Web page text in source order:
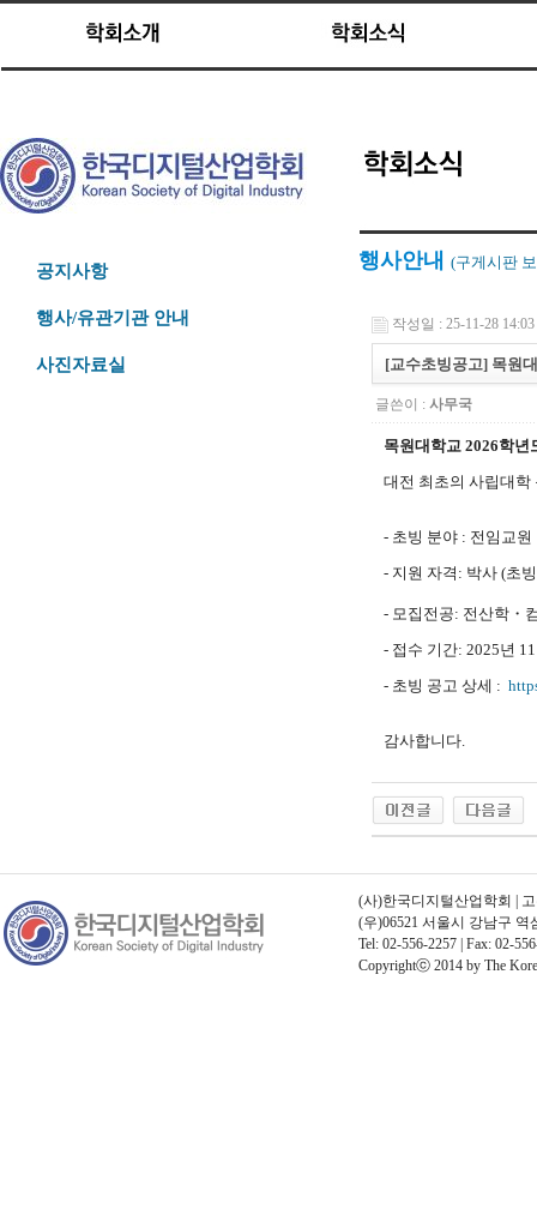
공지사항
행사/유관기관 안내
사진자료실
행사안내 (구게시판
작성일 : 25-11-28 14:03
[교수초빙공고] 목원
글쓴이 : 사무국
목원대학교 2026학년
대전 최초의 사립대학
- 초빙 분야 : 전임교원
- 지원 자격: 박사 (초
- 모집전공: 전산학・
- 접수 기간: 2025년
- 초빙 공고 상세 :
감사합니다.
(사)한국디지털산업학회 |
(우)06521 서울시 강남구
Tel: 02-556-2257 | Fax: 02-
Copyrightⓒ 2014 by The